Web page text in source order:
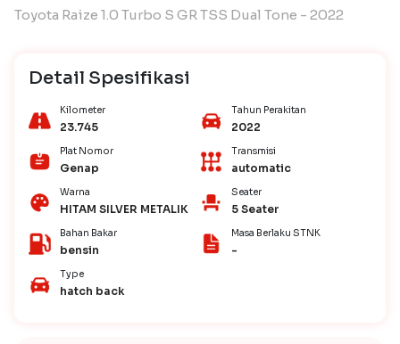
Toyota Raize 1.0 Turbo S GR TSS Dual Tone - 2022
Detail Spesifikasi
Kilometer
23.745
Tahun Perakitan
2022
Plat Nomor
Genap
Transmisi
automatic
Warna
HITAM SILVER METALIK
Seater
5 Seater
Bahan Bakar
bensin
Masa Berlaku STNK
-
Type
hatch back